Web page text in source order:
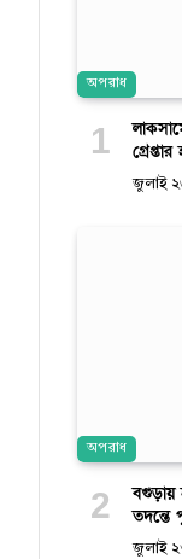
অপরাধ
জুলাই
অপরাধ
বগুড়ায়
তদন্তে
জুলাই